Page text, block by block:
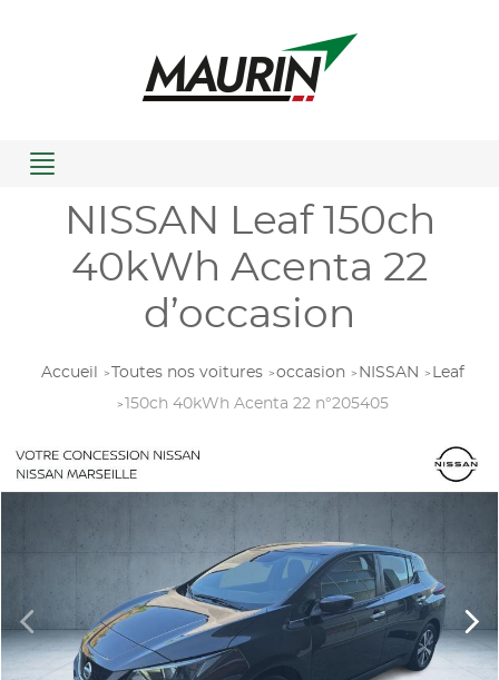
Menu
NISSAN Leaf 150ch
40kWh Acenta 22
d’occasion
Accueil Toutes nos voitures occasion NISSAN
Leaf
150ch 40kWh Acenta 22 n°205405